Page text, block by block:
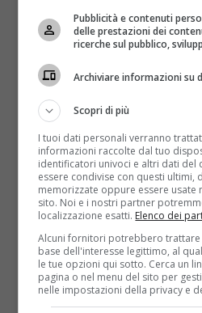
Diete
Dieta: 5 consigli per non
traguardo
Raffaella Mazzei
Quando in una dieta
risultati si può “traballare”: è
accontentandosi...
Read More
Pubblicità e contenuti
delle prestazioni dei
ricerche sul pubblico,
Archiviare informazioni su
Scopri di più
I tuoi dati personali verranno
informazioni raccolte dal tuo
identificatori univoci e altri dati
essere condivise con questi ultimi,
memorizzate oppure essere usate
sito. Noi e i nostri partner
localizzazione esatti. Elenco dei
Alcuni fornitori potrebbero
base dell'interesse legittimo, al
le tue opzioni qui sotto. Cerca un
pagina o nel menu del sito per
nelle impostazioni della privacy e